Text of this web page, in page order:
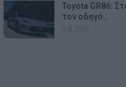
Toyota GR86:
τον οδηγό…